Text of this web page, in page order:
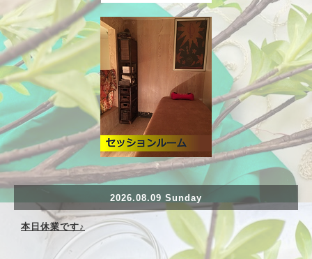
2026.08.09 Sunday
本日休業です♪